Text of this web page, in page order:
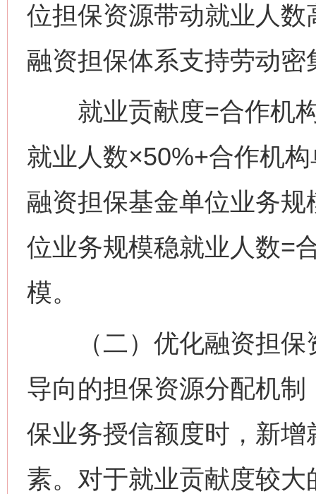
位担保资源带动就业人
融资担保体系支持劳动
就业贡献度=合作机构
就业人数×50%+合作机
融资担保基金单位业务
位业务规模稳就业人数=
模。
（二）优化融资担保
导向的担保资源分配机
保业务授信额度时，新
素。对于就业贡献度较